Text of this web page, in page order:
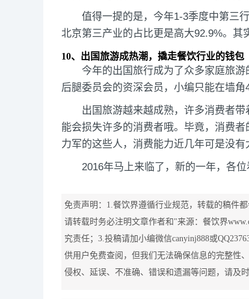
值得一提的是，今年1-3季度中第三
北京第三产业的占比更是高大92.9%。其
10、 出国旅游成热潮，撬走餐饮行业的钱包
今年的出国旅行成为了众多家庭旅
后腿委员会的资深会员，小编只能在墙
出国旅游越来越成熟，许多消费者
能会损失许多的消费者哦。毕竟，消费
力军的这些人，消费能力近几年可是没有
2016年马上来临了，新的一年，各
免责声明：1.餐饮界遵循行业规范，转载的稿件
请转载时务必注明文章作者和"来源：餐饮界
究责任；3.投稿请加小编微信canyinj888或
供用户免费查阅，但我们无法确保信息的完整性
侵权、延误、不准确、错误和遗漏等问题，请及